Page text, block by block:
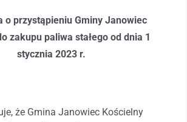
o przystąpieniu Gminy Janowiec
zakupu paliwa stałego od dnia 1
stycznia 2023 r.
Gmina Janowiec Kościelny